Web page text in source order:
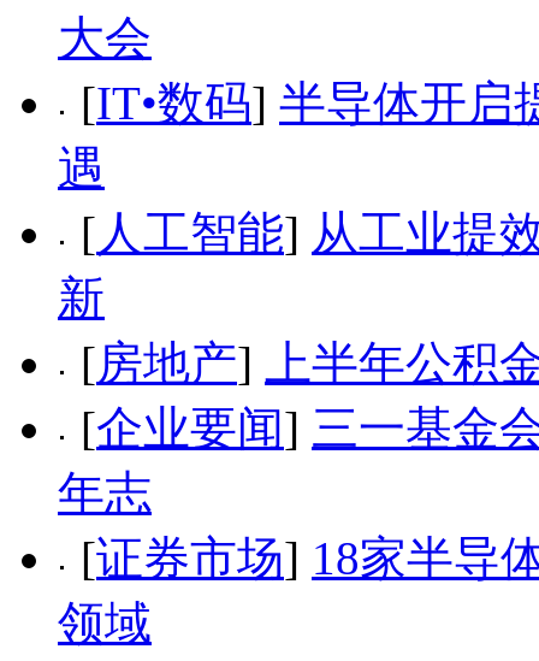
大会
[IT•数码] 半导体开启
遇
[人工智能] 从工业提
新
[房地产]
上半年公积
[企业要闻] 三一基金
年志
[证券市场] 18家半导
领域